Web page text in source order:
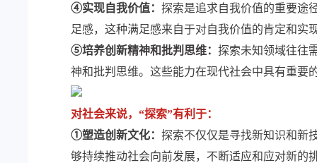
④实现自我价值： 探索是追求自我价值的重要途
足感，这种满足感来自于对自我价值的肯定和
⑤培养创新精神和批判思维： 探索未知领域往往
神和批判思维。这些能力在现代社会中具有重要
对社会来说，“探索”有利于：
①塑造创新文化： 探索不仅仅是寻找新知识和新
够持续推动社会向前发展，不断适应和应对新的